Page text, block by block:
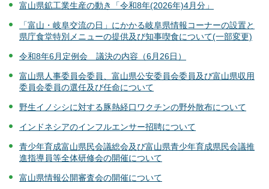
富山県鉱工業生産の動き「令和8年(2026年)4月分」
「富山・岐阜交流の日」にかかる岐阜県情報コーナーの設置と
県庁食堂特別メニューの提供及び知事喫食について(一部変更)
令和8年6月定例会 議決の内容（6月26日）
富山県人事委員会委員、富山県公安委員会委員及び富山県収用
委員会委員の選任及び任命について
野生イノシシに対する豚熱経口ワクチンの野外散布について
インドネシアのインフルエンサー招聘について
青少年育成富山県民会議総会及び富山県青少年育成県民会議推
進指導員等全体研修会の開催について
富山県情報公開審査会の開催について